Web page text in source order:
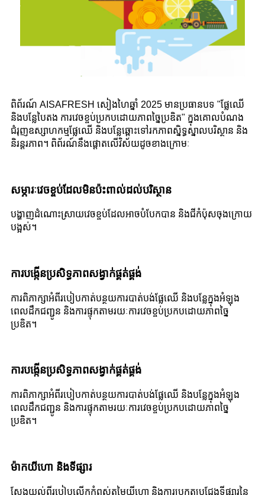
ពិព័រណ៍ AISAFRESH សៀងហៃឆ្នាំ 2025 មានប្រធានបទ "ផ្លែឈើ
និងបន្លែបៃតង ការវេចខ្ចប់ប្រកបដោយភាពច្នៃប្រឌិត" ក្នុងគោលបំណង
ជំរុញឧស្សាហកម្មផ្លែឈើ និងបន្លែឆ្ពោះទៅរកភាពស្និទ្ធស្នាលបរិស្ថាន និង
និរន្តរភាព។ ពិព័រណ៍នឹងផ្តោតលើវិស័យដូចខាងក្រោមៈ
សម្ភារៈវេចខ្ចប់ដែលមិនប៉ះពាល់ដល់បរិស្ថាន
បង្ហាញដំណោះស្រាយវេចខ្ចប់ដែលអាចបំបែកបាន និងជីកំប៉ុសចុងក្រោយ
បង្អស់។
ការបង្កើនប្រសិទ្ធភាពសង្វាក់ផ្គត់ផ្គង់
ការពិភាក្សាអំពីរបៀបកាត់បន្ថយការបាត់បង់ផ្លែឈើ និងបន្លែក្នុងអំឡុង
ពេលដឹកជញ្ជូន និងការផ្ទុកតាមរយៈការវេចខ្ចប់ប្រកបដោយភាពច្នៃ
ប្រឌិត។
ការបង្កើនប្រសិទ្ធភាពសង្វាក់ផ្គត់ផ្គង់
ការពិភាក្សាអំពីរបៀបកាត់បន្ថយការបាត់បង់ផ្លែឈើ និងបន្លែក្នុងអំឡុង
ពេលដឹកជញ្ជូន និងការផ្ទុកតាមរយៈការវេចខ្ចប់ប្រកបដោយភាពច្នៃ
ប្រឌិត។
ម៉ាកយីហោ និងទីផ្សារ
ស្វែងយល់ពីរបៀបលើកកំពស់តម្លៃយីហោ និងការប្រកួតប្រជែងទីផ្សារនៃ